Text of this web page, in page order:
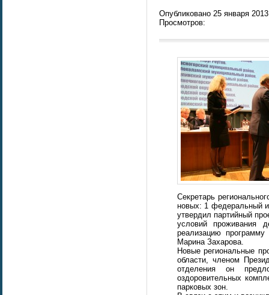
Опубликовано 25 января
Просмотров:
Секретарь
новых: 1 федеральный и
утвердил партийный
условий проживания
реализацию
Марина Захарова.
Новые региональные
области, членом
отделения он
оздоровительных
парковых зон.